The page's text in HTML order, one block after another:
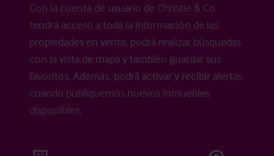
Con la cuenta de usuario de Christie & Co
tendrá acceso a toda la información de las
propiedades en venta, podrá realizar búsquedas
con la vista de mapa y también guardar sus
favoritos. Además, podrá activar y recibir alertas
cuando publiquemos nuevos inmuebles
disponibles.